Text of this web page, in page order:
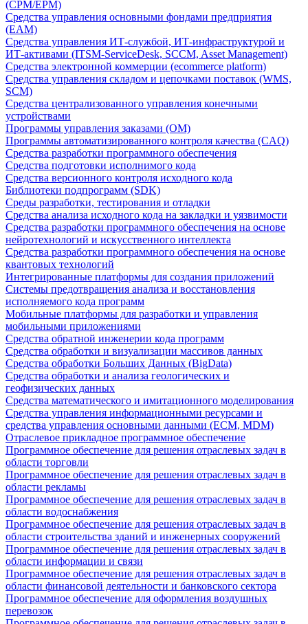
(CPM/EPM)
Средства управления основными фондами предприятия
(EAM)
Средства управления ИТ-службой, ИТ-инфраструктурой и
ИТ-активами (ITSM-ServiceDesk, SCCM, Asset Management)
Средства электронной коммерции (ecommerce platform)
Средства управления складом и цепочками поставок (WMS,
SCM)
Средства централизованного управления конечными
устройствами
Программы управления заказами (OM)
Программы автоматизированного контроля качества (CAQ)
Средства разработки программного обеспечения
Средства подготовки исполнимого кода
Средства версионного контроля исходного кода
Библиотеки подпрограмм (SDK)
Среды разработки, тестирования и отладки
Средства анализа исходного кода на закладки и уязвимости
Средства разработки программного обеспечения на основе
нейротехнологий и искусственного интеллекта
Средства разработки программного обеспечения на основе
квантовых технологий
Интегрированные платформы для создания приложений
Системы предотвращения анализа и восстановления
исполняемого кода программ
Мобильные платформы для разработки и управления
мобильными приложениями
Средства обратной инженерии кода программ
Средства обработки и визуализации массивов данных
Средства обработки Больших Данных (BigData)
Средства обработки и анализа геологических и
геофизических данных
Средства математического и имитационного моделирования
Средства управления информационными ресурсами и
средства управления основными данными (ECM, MDM)
Отраслевое прикладное программное обеспечение
Программное обеспечение для решения отраслевых задач в
области торговли
Программное обеспечение для решения отраслевых задач в
области рекламы
Программное обеспечение для решения отраслевых задач в
области водоснабжения
Программное обеспечение для решения отраслевых задач в
области строительства зданий и инженерных сооружений
Программное обеспечение для решения отраслевых задач в
области информации и связи
Программное обеспечение для решения отраслевых задач в
области финансовой деятельности и банковского сектора
Программное обеспечение для оформления воздушных
перевозок